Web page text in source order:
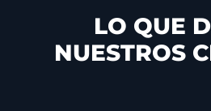
LO QUE
NUESTROS